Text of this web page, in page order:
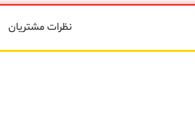
نظرات مشتریان